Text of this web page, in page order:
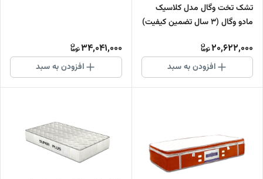
تشک تخت وگال مدل کلاسیک
مادو وگال (3 سال تضمین کیفیت)
20,622,000
افزودن به سبد
34,041,000
افزودن به سبد